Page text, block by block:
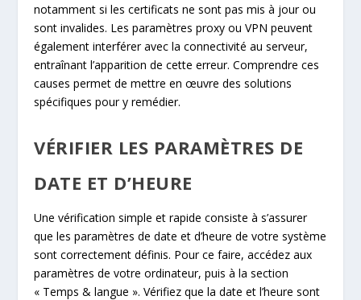
notamment si les certificats ne sont pas mis à jour ou
sont invalides. Les paramètres proxy ou VPN peuvent
également interférer avec la connectivité au serveur,
entraînant l’apparition de cette erreur. Comprendre ces
causes permet de mettre en œuvre des solutions
spécifiques pour y remédier.
VÉRIFIER LES PARAMÈTRES DE
DATE ET D’HEURE
Une vérification simple et rapide consiste à s’assurer
que les paramètres de date et d’heure de votre système
sont correctement définis. Pour ce faire, accédez aux
paramètres de votre ordinateur, puis à la section
« Temps & langue ». Vérifiez que la date et l’heure sont